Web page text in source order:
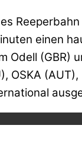
einen
Odell
von